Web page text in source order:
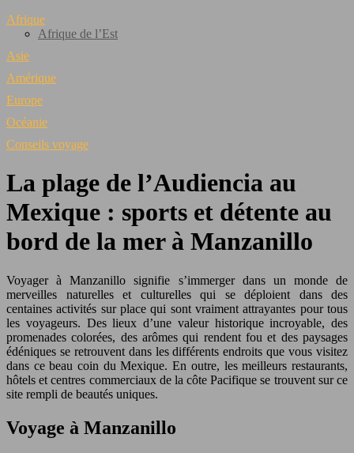
Afrique
Afrique de l’Est
Asie
Amérique
Europe
Océanie
Conseils voyage
La plage de l’Audiencia au
Mexique : sports et détente au
bord de la mer à Manzanillo
Voyager à Manzanillo signifie s’immerger dans un monde de
merveilles naturelles et culturelles qui se déploient dans des
centaines activités sur place qui sont vraiment attrayantes pour tous
les voyageurs. Des lieux d’une valeur historique incroyable, des
promenades colorées, des arômes qui rendent fou et des paysages
édéniques se retrouvent dans les différents endroits que vous visitez
dans ce beau coin du Mexique. En outre, les meilleurs restaurants,
hôtels et centres commerciaux de la côte Pacifique se trouvent sur ce
site rempli de beautés uniques.
Voyage à Manzanillo